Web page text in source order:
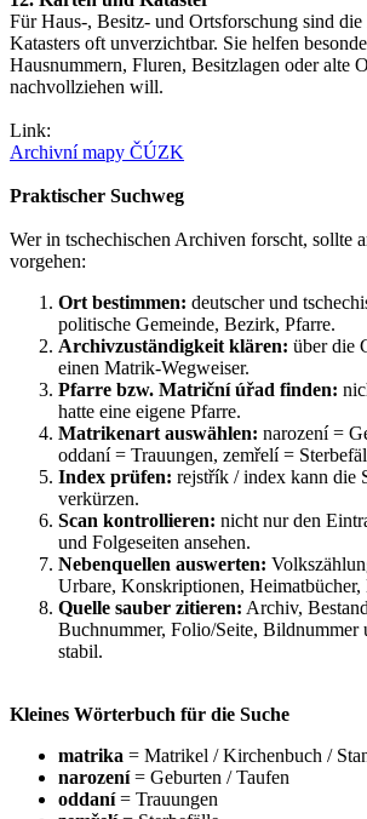
Für Haus-, Besitz- und Ortsforschung sind die
Katasters oft unverzichtbar. Sie helfen
Hausnummern, Fluren, Besitzlagen oder alte
nachvollziehen will.
Link:
Archivní mapy ČÚZK
Praktischer Suchweg
Wer in tschechischen Archiven forscht, sollte
vorgehen:
Ort bestimmen: deutscher und
politische Gemeinde, Bezirk, Pfarre.
Archivzuständigkeit klären: über die
einen Matrik-Wegweiser.
Pfarre bzw. Matriční úřad finden:
hatte eine eigene Pfarre.
Matrikenart auswählen: narození =
oddaní = Trauungen, zemřelí =
Index prüfen: rejstřík / index kann die
verkürzen.
Scan kontrollieren: nicht nur den
und Folgeseiten ansehen.
Nebenquellen auswerten:
Urbare, Konskriptionen, Heimatbücher,
Quelle sauber zitieren: Archiv,
Buchnummer, Folio/Seite, Bildnummer
stabil.
Kleines Wörterbuch für die Suche
matrika = Matrikel / Kirchenbuch /
narození= Geburten / Taufen
oddaní= Trauungen